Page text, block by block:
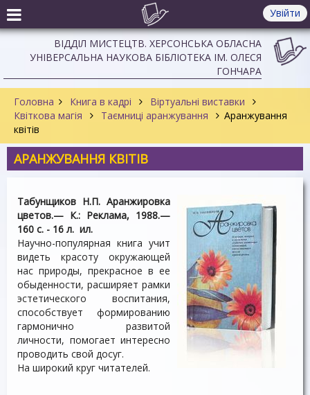
Увійти
ВІДДІЛ МИСТЕЦТВ. ХЕРСОНСЬКА ОБЛАСНА
УНІВЕРСАЛЬНА НАУКОВА БІБЛІОТЕКА ІМ. ОЛЕСЯ
ГОНЧАРА
Головна Книга в кадрі
Віртуальні виставки
Квіткова магія
Таємниці аранжування
Аранжування
квітів
АРАНЖУВАННЯ КВІТІВ
Табунщиков Н.П. Аранжировка
цветов.— К.: Реклама, 1988.—
160 с. - 16 л. ил.
Научно-популярная книга учит
видеть красоту окружающей
нас природы, прекрасное в ее
обыденности, расширяет рамки
эстетического воспитания,
способствует формированию
гармонично развитой
личности, помогает интересно
проводить свой досуг.
На широкий круг читателей.